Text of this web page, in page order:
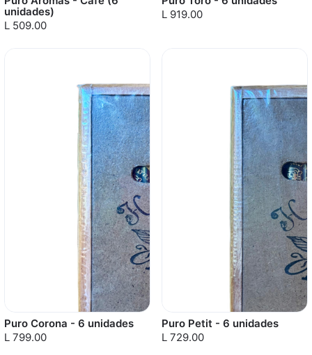
unidades)
L 509.00
L 919.00
Puro Corona - 6 unidades
L 799.00
Puro Petit - 6 unidades
L 729.00